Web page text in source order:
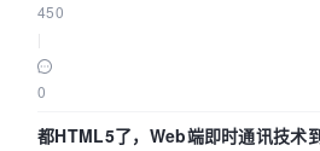
450
0
都HTML5了，Web端即时通讯技术